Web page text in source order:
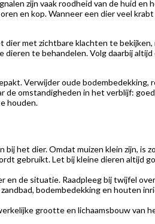
zijn vaak roodheid van de huid en
en kop. Wanneer een dier veel
met zichtbare klachten te bekijken,
te behandelen. Volg daarbij
Verwijder oude bodembedekking,
de omstandigheden in het verblijf:
houden.
het dier. Omdat muizen klein zijn, is
gebruikt. Let bij kleine dieren altijd
de situatie. Raadpleeg bij twijfel
bodembedekking en houten
grootte en lichaamsbouw van